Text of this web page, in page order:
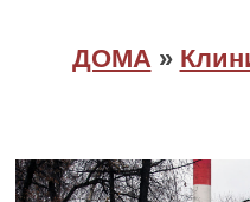
ДОМА »